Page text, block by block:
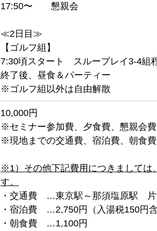
17:50〜　　懇親会
≪2日目≫
【ゴルフ組】
7:30頃スタート　スループレイ3-4組
終了後、昼食＆パーティー
※ゴルフ組以外は自由解散
10,000円
※セミナー参加費、夕食費、懇親会費
※現地までの交通費、宿泊費、朝食費
※1）その他下記費用につきましては
す。
・交通費　…東京駅～那須塩原駅　
・宿泊費　…2,750円（入湯税150円
・朝食費　…1,100円